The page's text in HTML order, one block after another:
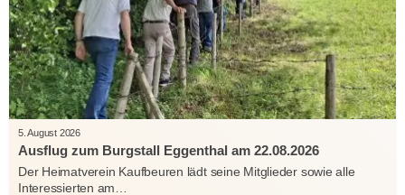
5. August 2026
Ausflug zum Burgstall Eggenthal am 22.08.2026
Der Heimatverein Kaufbeuren lädt seine Mitglieder sowie alle
Interessierten am…